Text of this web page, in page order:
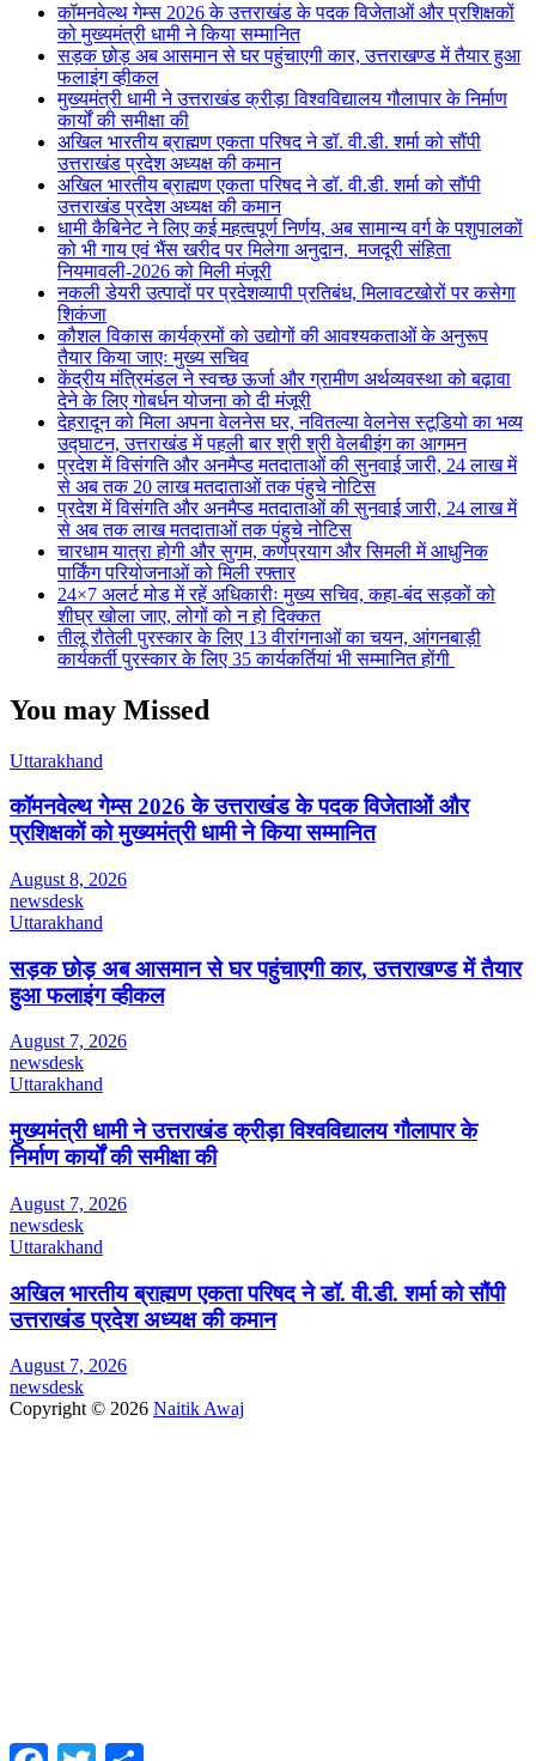
कॉमनवेल्थ गेम्स 2026 के उत्तराखंड के पदक विजेताओं और प्रशिक्षकों
को मुख्यमंत्री धामी ने किया सम्मानित
सड़क छोड़ अब आसमान से घर पहुंचाएगी कार, उत्तराखण्ड में तैयार हुआ
फलाइंग व्हीकल
मुख्यमंत्री धामी ने उत्तराखंड क्रीड़ा विश्वविद्यालय गौलापार के निर्माण
कार्यों की समीक्षा की
अखिल भारतीय ब्राह्मण एकता परिषद ने डॉ. वी.डी. शर्मा को सौंपी
उत्तराखंड प्रदेश अध्यक्ष की कमान
अखिल भारतीय ब्राह्मण एकता परिषद ने डॉ. वी.डी. शर्मा को सौंपी
उत्तराखंड प्रदेश अध्यक्ष की कमान
धामी कैबिनेट ने लिए कई महत्वपूर्ण निर्णय, अब सामान्य वर्ग के पशुपालकों
को भी गाय एवं भैंस खरीद पर मिलेगा अनुदान, मजदूरी संहिता
नियमावली-2026 को मिली मंजूरी
नकली डेयरी उत्पादों पर प्रदेशव्यापी प्रतिबंध, मिलावटखोरों पर कसेगा
शिकंजा
कौशल विकास कार्यक्रमों को उद्योगों की आवश्यकताओं के अनुरूप
तैयार किया जाएः मुख्य सचिव
केंद्रीय मंत्रिमंडल ने स्वच्छ ऊर्जा और ग्रामीण अर्थव्यवस्था को बढ़ावा
देने के लिए गोबर्धन योजना को दी मंजूरी
देहरादून को मिला अपना वेलनेस घर, नवितल्या वेलनेस स्टूडियो का भव्य
उद्घाटन, उत्तराखंड में पहली बार श्री श्री वेलबीइंग का आगमन
प्रदेश में विसंगति और अनमैप्ड मतदाताओं की सुनवाई जारी, 24 लाख में
से अब तक 20 लाख मतदाताओं तक पंहुचे नोटिस
प्रदेश में विसंगति और अनमैप्ड मतदाताओं की सुनवाई जारी, 24 लाख में
से अब तक लाख मतदाताओं तक पंहुचे नोटिस
चारधाम यात्रा होगी और सुगम, कर्णप्रयाग और सिमली में आधुनिक
पार्किंग परियोजनाओं को मिली रफ्तार
24×7 अलर्ट मोड में रहें अधिकारीः मुख्य सचिव, कहा-बंद सड़कों को
शीघ्र खोला जाए, लोगों को न हो दिक्कत
तीलू रौतेली पुरस्कार के लिए 13 वीरांगनाओं का चयन, आंगनबाड़ी
कार्यकर्ती पुरस्कार के लिए 35 कार्यकर्तियां भी सम्मानित होंगी
You may Missed
Uttarakhand
कॉमनवेल्थ गेम्स 2026 के उत्तराखंड के पदक विजेताओं और
प्रशिक्षकों को मुख्यमंत्री धामी ने किया सम्मानित
August 8, 2026
newsdesk
Uttarakhand
सड़क छोड़ अब आसमान से घर पहुंचाएगी कार, उत्तराखण्ड में तैयार
हुआ फलाइंग व्हीकल
August 7, 2026
newsdesk
Uttarakhand
मुख्यमंत्री धामी ने उत्तराखंड क्रीड़ा विश्वविद्यालय गौलापार के
निर्माण कार्यों की समीक्षा की
August 7, 2026
newsdesk
Uttarakhand
अखिल भारतीय ब्राह्मण एकता परिषद ने डॉ. वी.डी. शर्मा को सौंपी
उत्तराखंड प्रदेश अध्यक्ष की कमान
August 7, 2026
newsdesk
Copyright © 2026 Naitik Awaj
FacebookTwitter